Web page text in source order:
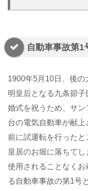
自動車事故第1
1900年5月10日、後
明皇后となる九条節
婚式を祝うため、サ
台の電気自動車が献
前に試運転を行った
皇居のお堀に落ちて
使用されることなく
る自動車事故の第1号